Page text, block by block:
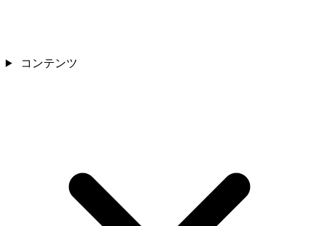
コンテンツ